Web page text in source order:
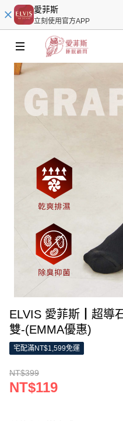
愛菲斯
立刻使用官方APP
ELVIS 愛菲斯┃超導
雙-(EMMA優惠)
宅配滿NT$1,599免運
NT$399
NT$119